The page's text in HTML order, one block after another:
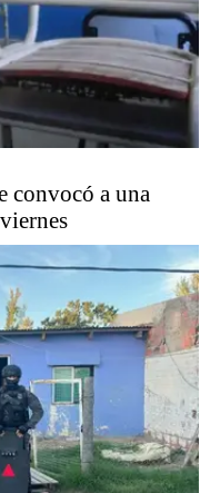
convocó a una